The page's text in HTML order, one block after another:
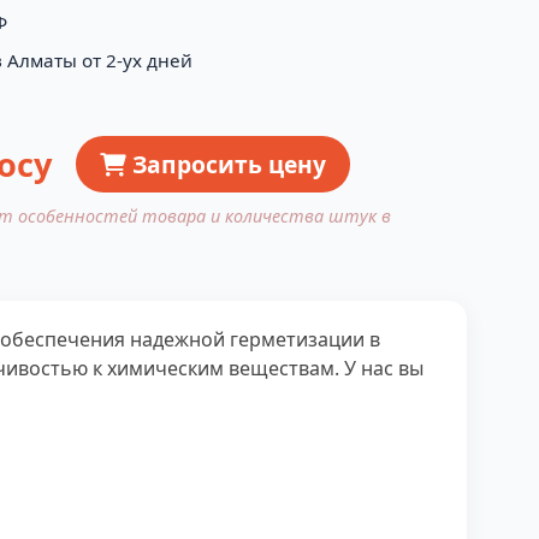
Алматы от 2-ух дней
Запросить цену
особенностей товара и количества штук в
надежной герметизации в
к химическим веществам. У нас вы